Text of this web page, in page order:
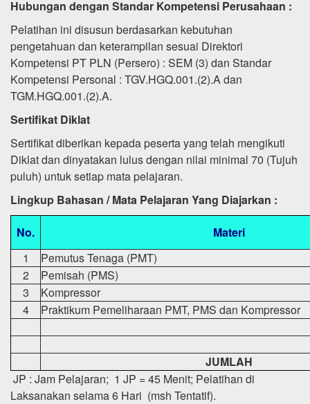
Hubungan dengan Standar Kompetensi Perusahaan :
Pelatihan ini disusun berdasarkan kebutuhan
pengetahuan dan keterampilan sesuai Direktori
Kompetensi PT PLN (Persero) : SEM (3) dan Standar
Kompetensi Personal : TGV.HGQ.001.(2).A dan
TGM.HGQ.001.(2).A.
Sertifikat Diklat
Sertifikat diberikan kepada peserta yang telah mengikuti
Diklat dan dinyatakan lulus dengan nilai minimal 70 (Tujuh
puluh) untuk setiap mata pelajaran.
Lingkup Bahasan / Mata Pelajaran Yang Diajarkan :
No.
Materi
1
Pemutus Tenaga (PMT)
2
Pemisah (PMS)
3
Kompressor
4
Praktikum Pemeliharaan PMT, PMS dan Kompressor
JUMLAH
JP : Jam Pelajaran; 1 JP = 45 Menit; Pelatihan di
Laksanakan selama 6 Hari (msh Tentatif).